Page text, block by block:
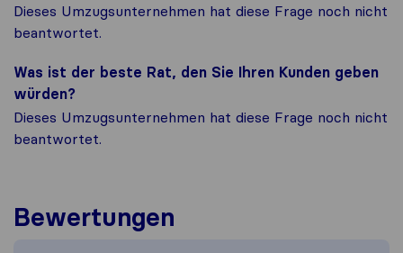
Dieses Umzugsunternehmen hat diese Frage noch nicht
beantwortet.
Was ist der beste Rat, den Sie Ihren Kunden geben
würden?
Dieses Umzugsunternehmen hat diese Frage noch nicht
beantwortet.
Bewertungen